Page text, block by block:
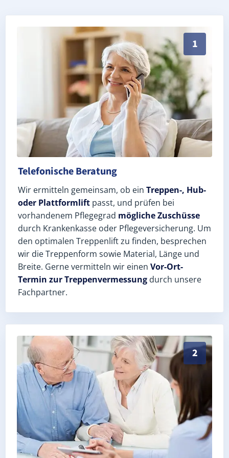
1
Persönliche Treppenlift-Beratung in Lunzig 07980
Telefonische Beratung
Wir ermitteln gemeinsam, ob ein Treppen-, Hub-
oder Plattformlift passt, und prüfen bei
vorhandenem Pflegegrad mögliche Zuschüsse
durch Krankenkasse oder Pflegeversicherung. Um
den optimalen Treppenlift zu finden, besprechen
wir die Treppenform sowie Material, Länge und
Breite. Gerne vermitteln wir einen Vor-Ort-
Termin zur Treppenvermessung durch unsere
Fachpartner.
2
Exaktes Aufmaß in Lunzig (Landkreis Greiz) –